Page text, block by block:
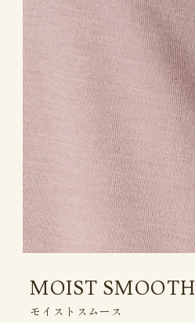
MOIST SMOOTH
モイストスムース